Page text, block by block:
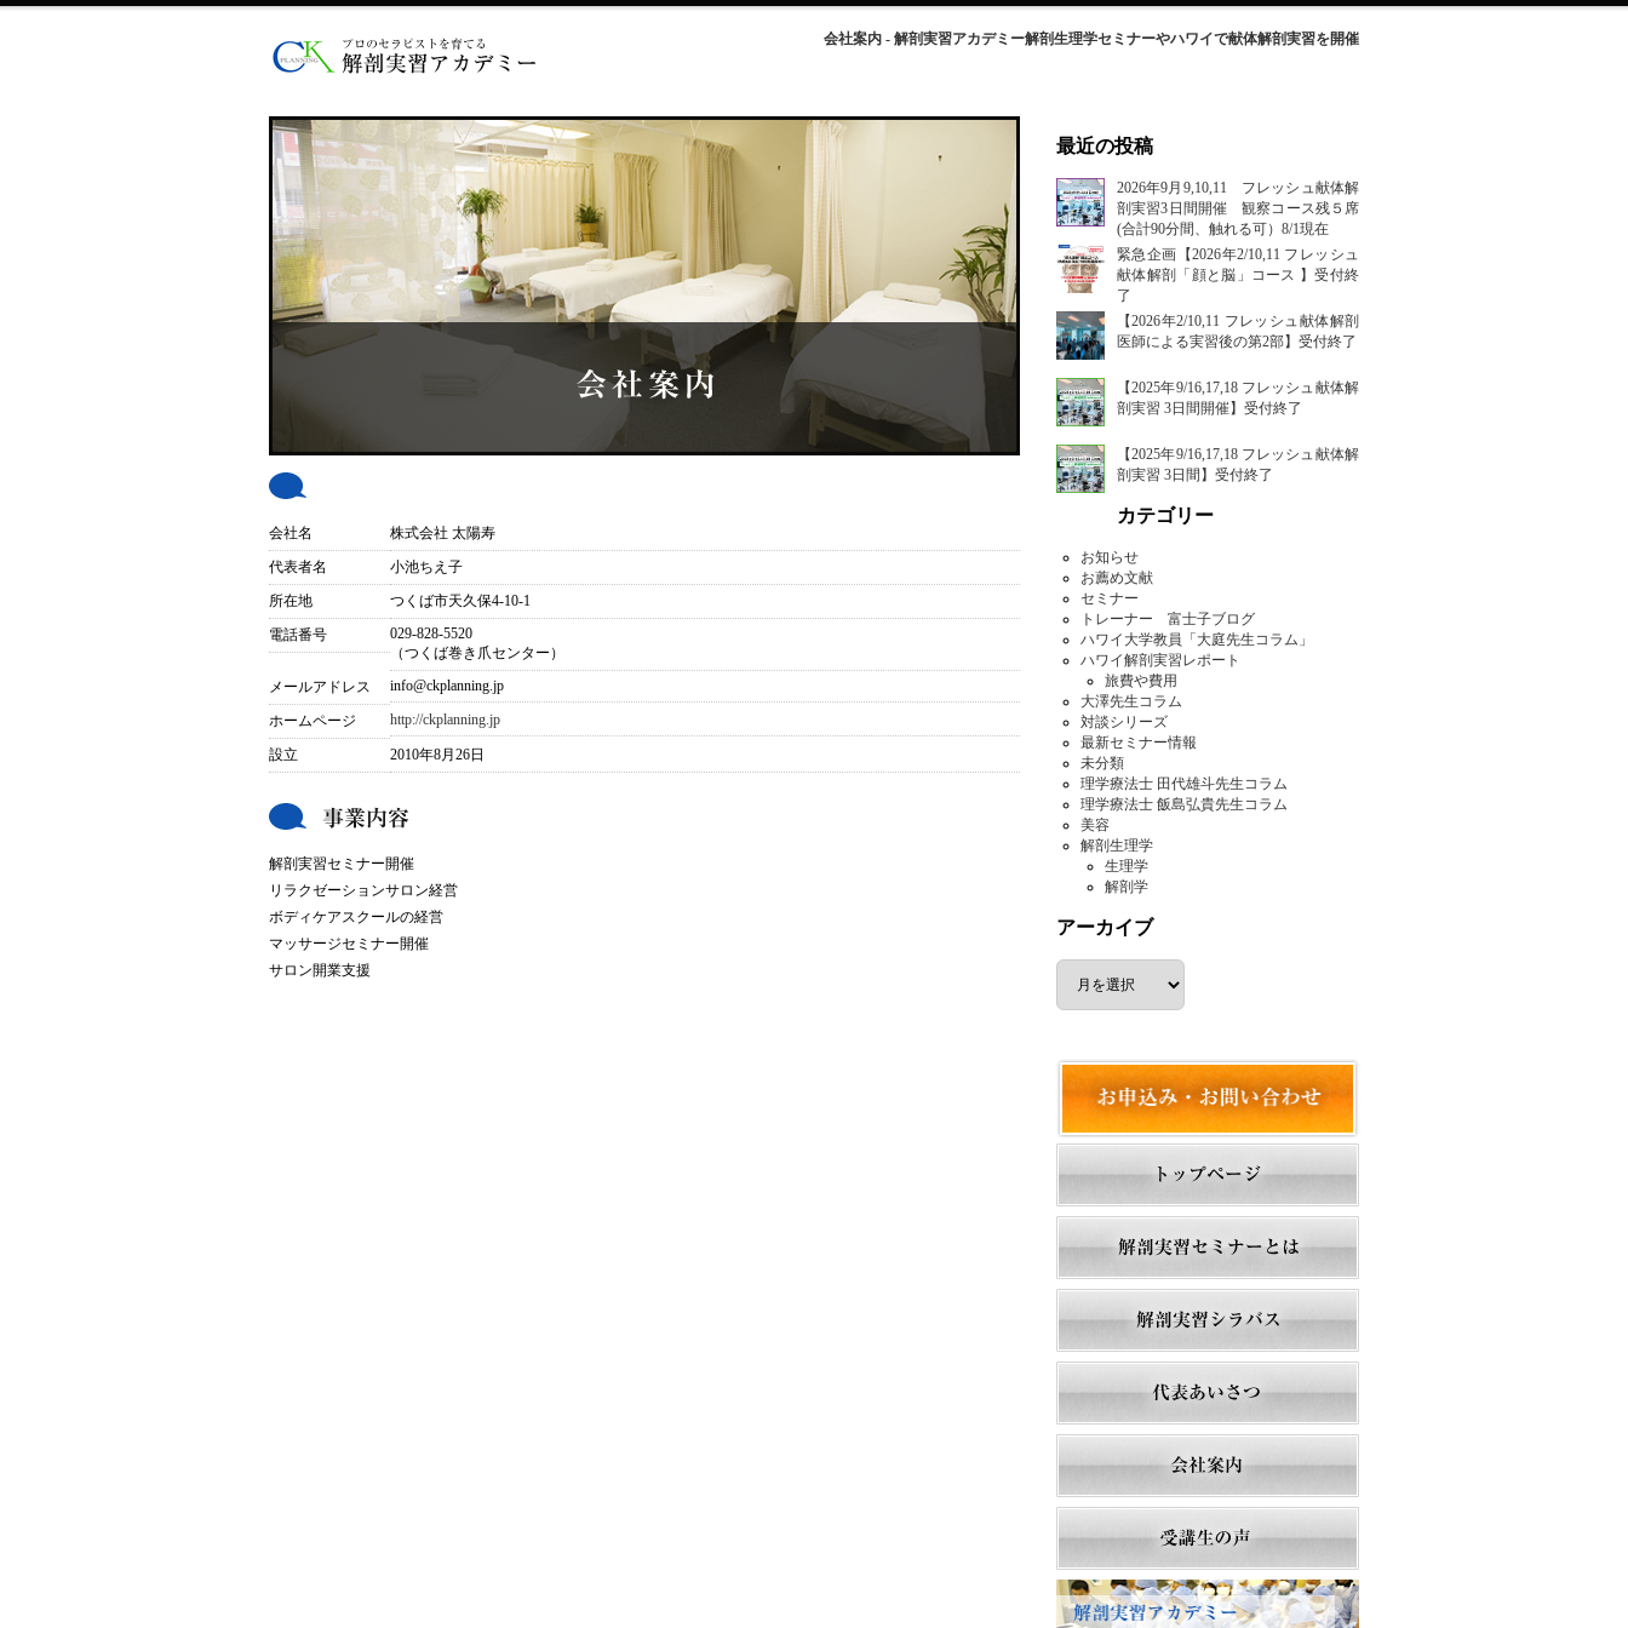
会社案内 - 解剖実習アカデミー解剖生理学セミナーやハワイで献体解剖実習を開催
会社名
株式会社 太陽寿
代表者名
小池ちえ子
所在地
つくば市天久保4-10-1
電話番号
029-828-5520
（つくば巻き爪センター）
メールアドレス
info@ckplanning.jp
ホームページ http://ckplanning.jp
設立 2010年8月26日
解剖実習セミナー開催
リラクゼーションサロン経営
ボディケアスクールの経営
マッサージセミナー開催
サロン開業支援
最近の投稿
2026年9月9,10,11 フレッシュ献体解
剖実習3日間開催 観察コース残５席
(合計90分間、触れる可）8/1現在
緊急企画【2026年2/10,11 フレッシュ
献体解剖「顔と脳」コース 】受付終
了
【2026年2/10,11 フレッシュ献体解剖
医師による実習後の第2部】受付終了
【2025年9/16,17,18 フレッシュ献体解
剖実習 3日間開催】受付終了
【2025年9/16,17,18 フレッシュ献体解
剖実習 3日間】受付終了
カテゴリー
お知らせ
お薦め文献
セミナー
トレーナー 富士子ブログ
ハワイ大学教員「大庭先生コラム」
ハワイ解剖実習レポート
旅費や費用
大澤先生コラム
対談シリーズ
最新セミナー情報
未分類
理学療法士 田代雄斗先生コラム
理学療法士 飯島弘貴先生コラム
美容
解剖生理学
生理学
解剖学
アーカイブ
ア
カ